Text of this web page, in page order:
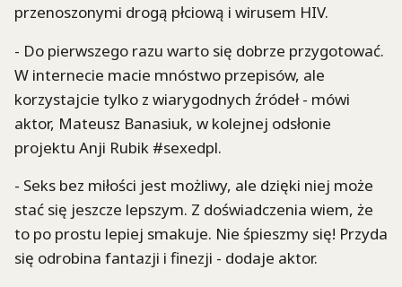
przenoszonymi drogą płciową i wirusem HIV.
- Do pierwszego razu warto się dobrze przygotować.
W internecie macie mnóstwo przepisów, ale
korzystajcie tylko z wiarygodnych źródeł - mówi
aktor, Mateusz Banasiuk, w kolejnej odsłonie
projektu Anji Rubik #sexedpl.
- Seks bez miłości jest możliwy, ale dzięki niej może
stać się jeszcze lepszym. Z doświadczenia wiem, że
to po prostu lepiej smakuje. Nie śpieszmy się! Przyda
się odrobina fantazji i finezji - dodaje aktor.